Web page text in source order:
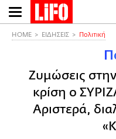
Παράκαμψη
προς
HOME ΕΙΔΗΣΕΙΣ Πολιτική
Ζυμώσεις
κρίση ο
Αριστερά,